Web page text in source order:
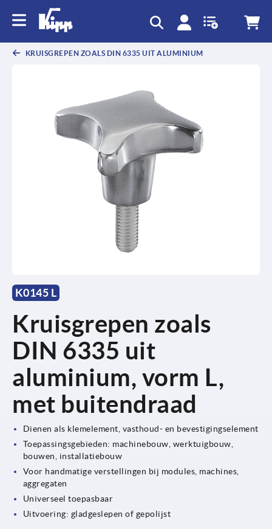
KRUISGREPEN ZOALS DIN 6335 UIT ALUMINIUM
K0145 L
Kruisgrepen zoals
DIN 6335 uit
aluminium, vorm L,
met buitendraad
Dienen als klemelement, vasthoud- en bevestigingselement
Toepassingsgebieden: machinebouw, werktuigbouw,
bouwen, installatiebouw
Voor handmatige verstellingen bij modules, machines,
aggregaten
Universeel toepasbaar
Uitvoering: gladgeslepen of gepolijst